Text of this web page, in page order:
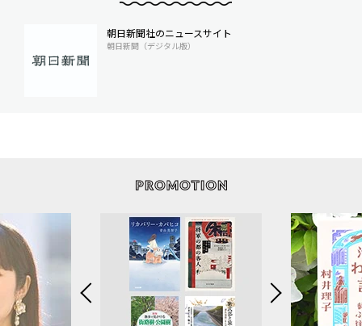
朝日新聞社のニュースサイト
朝日新聞（デジタル版）